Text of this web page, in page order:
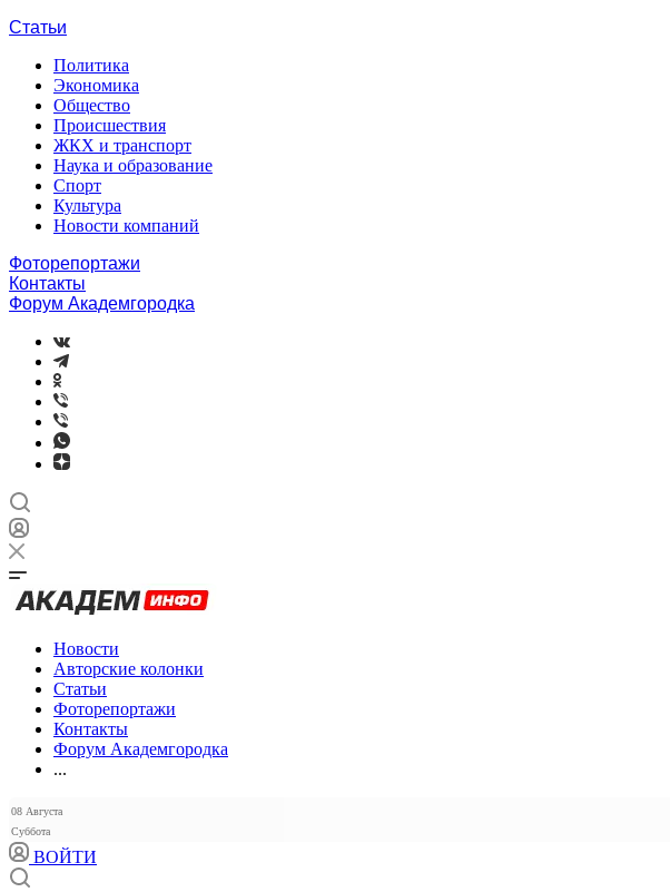
Статьи
Политика
Экономика
Общество
Происшествия
ЖКХ и транспорт
Наука и образование
Спорт
Культура
Новости компаний
Фоторепортажи
Контакты
Форум Академгородка
Новости
Авторские колонки
Статьи
Фоторепортажи
Контакты
Форум Академгородка
...
08 Августа
Суббота
ВОЙТИ